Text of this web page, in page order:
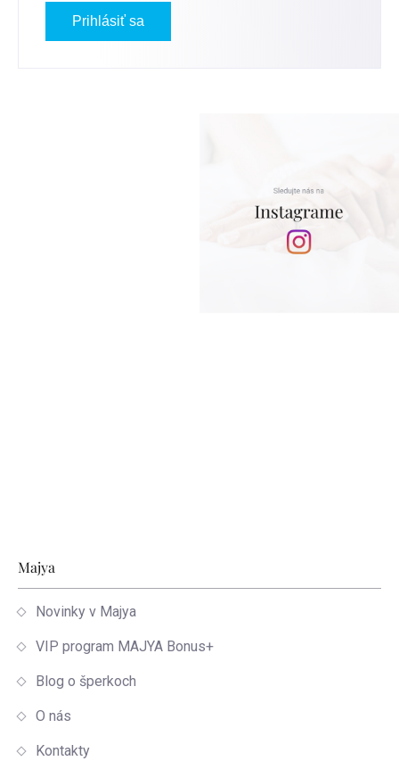
Prihlásiť sa
Zápätie
Majya
Novinky v Majya
VIP program MAJYA Bonus+
Blog o šperkoch
O nás
Kontakty